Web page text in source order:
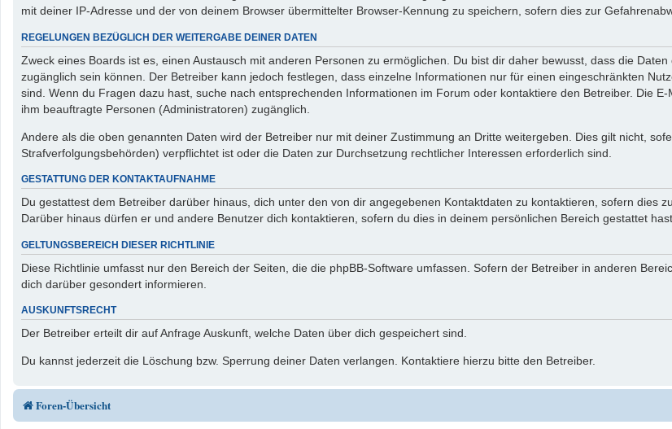
mit deiner IP-Adresse und der von deinem Browser übermittelter Browser-Kennung zu speichern, sofern dies zur
REGELUNGEN BEZÜGLICH DER WEITERGABE DEINER DATEN
Zweck eines Boards ist es, einen Austausch mit anderen Personen zu ermöglichen. Du bist dir daher bewusst, dass die
zugänglich sein können. Der Betreiber kann jedoch festlegen, dass einzelne Informationen nur für einen eingeschränkten
sind. Wenn du Fragen dazu hast, suche nach entsprechenden Informationen im Forum oder kontaktiere den Betreiber. Die
ihm beauftragte Personen (Administratoren) zugänglich.
Andere als die oben genannten Daten wird der Betreiber nur mit deiner Zustimmung an Dritte weitergeben. Dies gilt nicht,
Strafverfolgungsbehörden) verpflichtet ist oder die Daten zur Durchsetzung rechtlicher Interessen erforderlich sind.
GESTATTUNG DER KONTAKTAUFNAHME
Du gestattest dem Betreiber darüber hinaus, dich unter den von dir angegebenen Kontaktdaten zu kontaktieren, sofern dies
Darüber hinaus dürfen er und andere Benutzer dich kontaktieren, sofern du dies in deinem persönlichen Bereich gestattet
GELTUNGSBEREICH DIESER RICHTLINIE
Diese Richtlinie umfasst nur den Bereich der Seiten, die die phpBB-Software umfassen. Sofern der Betreiber in anderen
dich darüber gesondert informieren.
AUSKUNFTSRECHT
Der Betreiber erteilt dir auf Anfrage Auskunft, welche Daten über dich gespeichert sind.
Du kannst jederzeit die Löschung bzw. Sperrung deiner Daten verlangen. Kontaktiere hierzu bitte den Betreiber.
Foren-Übersicht